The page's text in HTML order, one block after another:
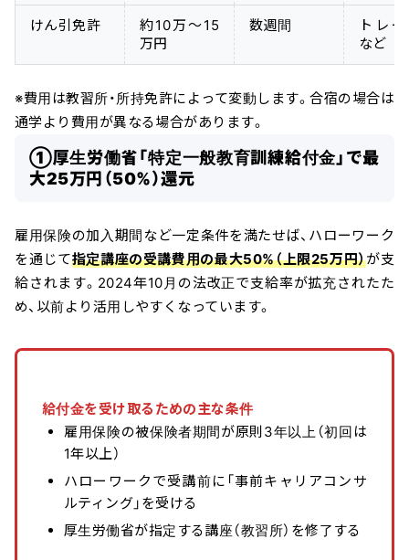
けん引免許
約10万〜15
万円
数週間
トレ
など
※費用は教習所・所持免許によって変動します。合宿の場合は
通学より費用が異なる場合があります。
①厚生労働省「特定一般教育訓練給付金」で最
大25万円（50%）還元
雇用保険の加入期間など一定条件を満たせば、ハローワーク
を通じて指定講座の受講費用の最大50%（上限25万円）が支
給されます。2024年10月の法改正で支給率が拡充されたた
め、以前より活用しやすくなっています。
給付金を受け取るための主な条件
雇用保険の被保険者期間が原則3年以上（初回は
1年以上）
ハローワークで受講前に「事前キャリアコンサ
ルティング」を受ける
厚生労働省が指定する講座（教習所）を修了する